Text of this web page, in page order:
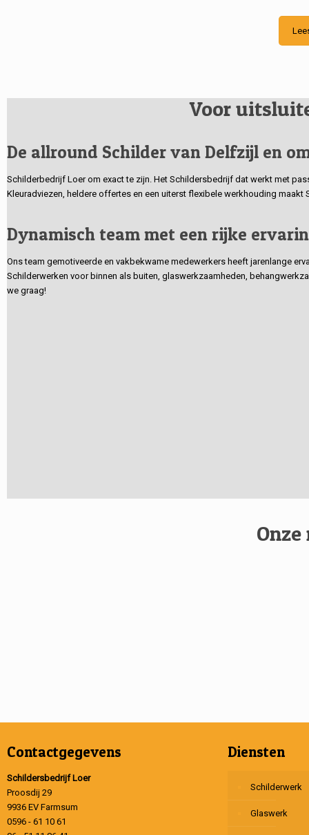
Voor
De allround Schilder van Delfzijl en
Schilderbedrijf Loer om exact te zijn. Het Schildersbedrijf dat werkt met
Kleuradviezen, heldere offertes en een uiterst flexibele werkhouding
Dynamisch team met een rijke
Ons team gemotiveerde en vakbekwame medewerkers heeft jarenlange
Schilderwerken voor binnen als buiten, glaswerkzaamheden,
we graag!
Contactgegevens
Schildersbedrijf Loer
Proosdij 29
9936 EV Farmsum
0596 - 61 10 61
Diensten
Schilderwerk
Glaswerk